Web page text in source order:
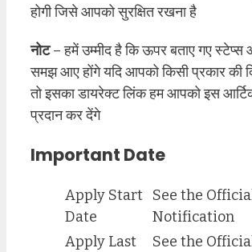
होगी जिसे आपको सुरक्षित रखना है
नोट– हमें उम्मीद है कि ऊपर बताए गए
समझ आए होंगे यदि आपको किसी प्रकार की
तो इसका डायरेक्ट लिंक हम आपको इस
प्रदान कर देंगे
Important Date
Apply Start
Date
See the
Notification
Apply Last
See the